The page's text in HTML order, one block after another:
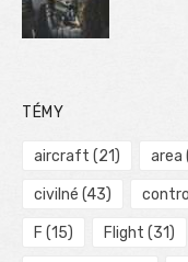
TÉMY
aircraft (21) area
civilné (43) control
F (15) Flight (31)